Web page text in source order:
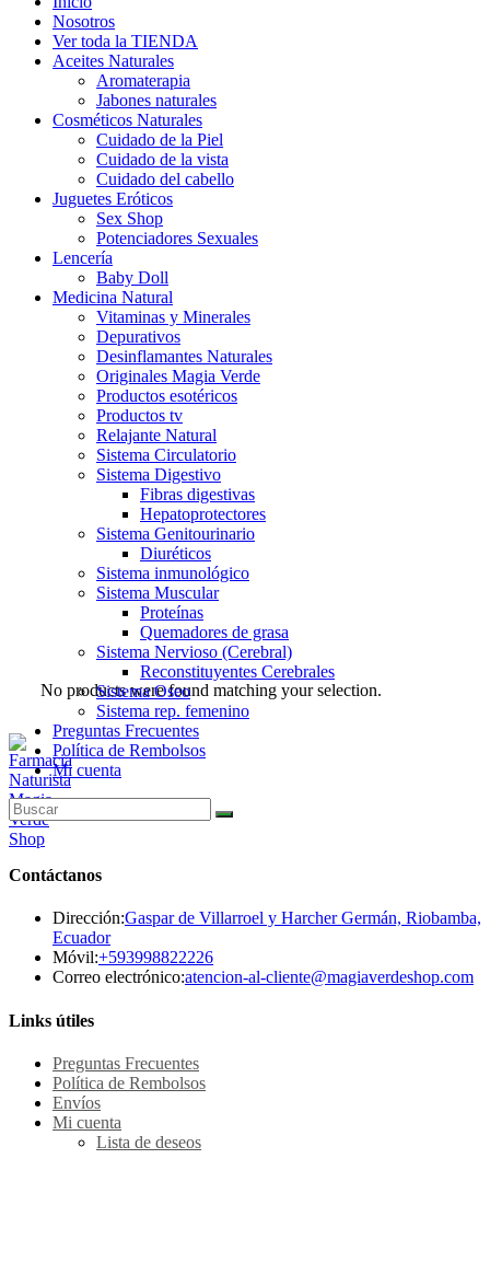
Nosotros
Ver toda la TIENDA
Aceites Naturales
Aromaterapia
Jabones naturales
Cosméticos Naturales
Cuidado de la Piel
Cuidado de la vista
Cuidado del cabello
Juguetes Eróticos
Sex Shop
Potenciadores Sexuales
Lencería
Baby Doll
Medicina Natural
Vitaminas y Minerales
Depurativos
Desinflamantes Naturales
Originales Magia Verde
Productos esotéricos
Productos tv
Relajante Natural
Sistema Circulatorio
Sistema Digestivo
Fibras digestivas
Hepatoprotectores
Sistema Genitourinario
Diuréticos
Sistema inmunológico
Sistema Muscular
Proteínas
Quemadores de grasa
Sistema Nervioso (Cerebral)
Reconstituyentes Cerebrales
Sistema Oseo
Sistema rep. femenino
Preguntas Frecuentes
Política de Rembolsos
Mi cuenta
No products were found matching your selection.
Contáctanos
Dirección:Gaspar de Villarroel y Harcher Germán, Riobamba,
Ecuador
Móvil:+593998822226Se
abre
Correo electrónico:atencion-al-cliente@magiaverdeshop.comSe
Links útiles
Preguntas Frecuentes
Política de Rembolsos
Envíos
Mi cuenta
Lista de deseos